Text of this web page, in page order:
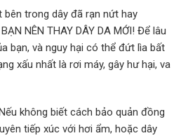
bên trong dây đã rạn nứt hay
NÊN THAY DÂY DA MỚI! Để lâu
bạn, và nguy hại có thể đứt lìa bất
xấu nhất là rơi máy, gây hư hại, va
không biết cách bảo quản đồng
tiếp xúc với hơi ẩm, hoặc dây